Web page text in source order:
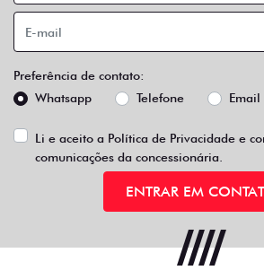
Preferência de contato:
Whatsapp
Telefone Email
Li e aceito a Política de Privacidade e
comunicações da concessionária.
ENTRAR EM